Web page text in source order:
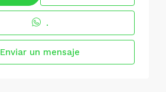
.
Enviar un mensaje